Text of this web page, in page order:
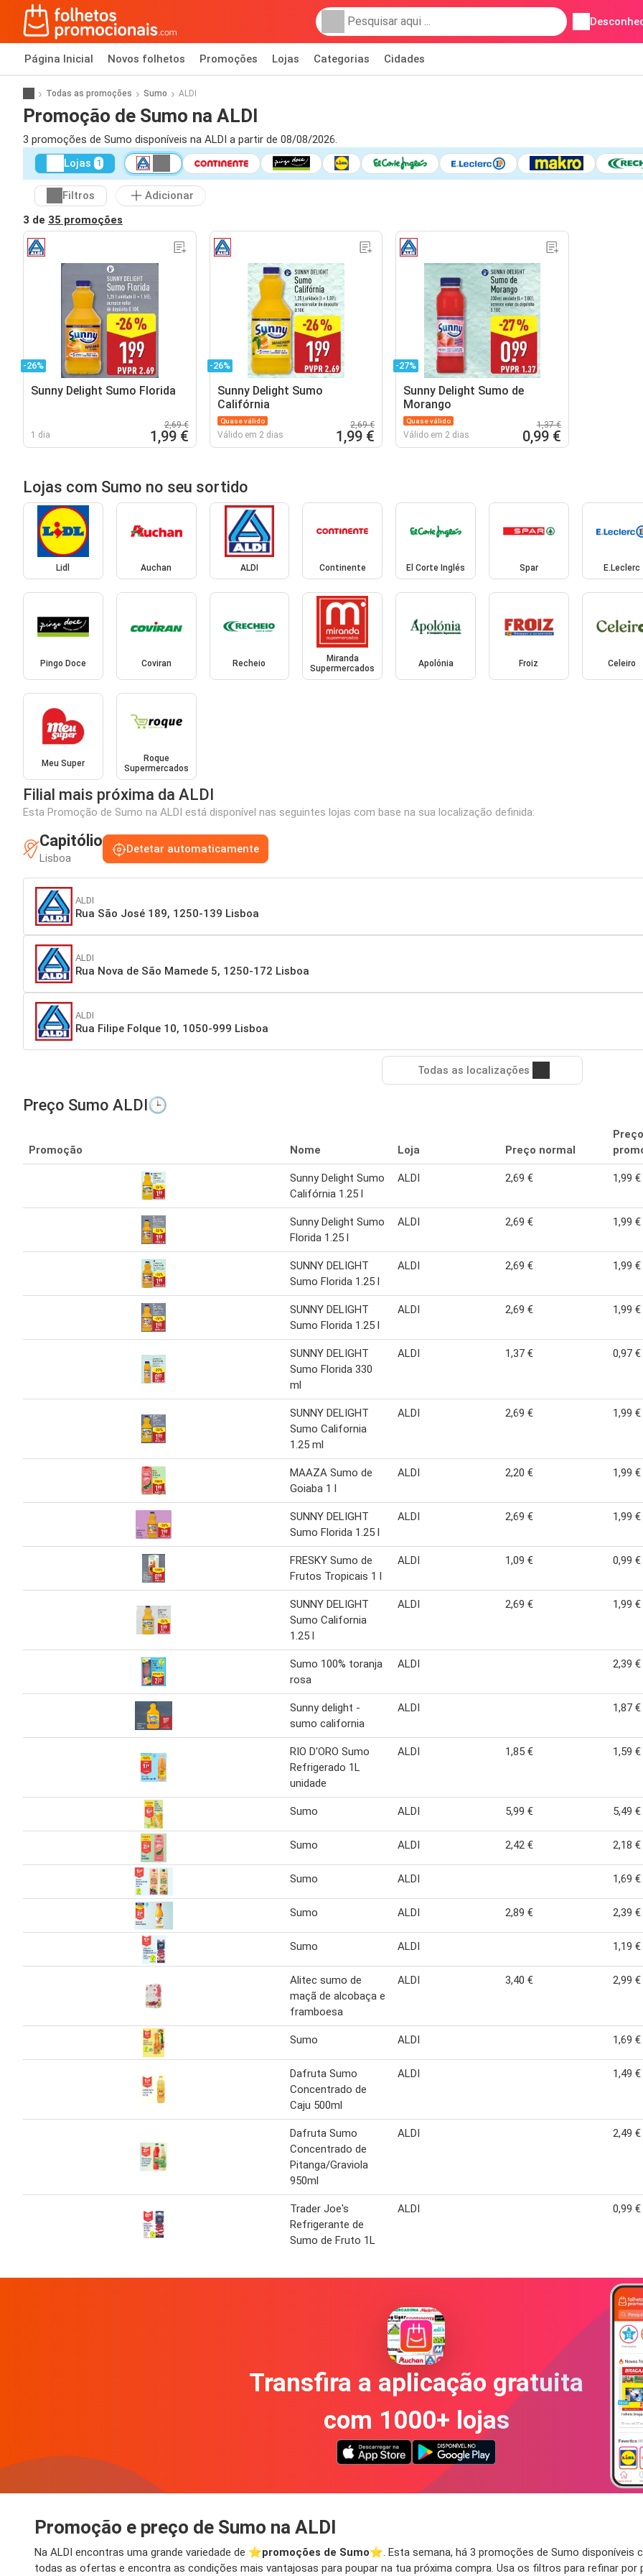
Página Inicial Novos folhetos Promoções Lojas Categorias Cidades
Todas as promoções Sumo ALDI
Promoção de Sumo na ALDI
3 promoções de Sumo disponíveis na ALDI a partir de 08/08/2026.
Lojas 1
Filtros
Adicionar
3 de 35 promoções
-26%
Sunny Delight Sumo Florida
1 dia
2,69 €
1,99 €
-26%
Sunny Delight Sumo
Califórnia
Quase válido
Válido em 2 dias
2,69 €
1,99 €
-27%
Sunny Delight Sumo de
Morango
Quase válido
Válido em 2 dias
1,37 €
0,99 €
Lojas com Sumo no seu sortido
Lidl Auchan ALDI Continente El Corte Inglés Spar E.Leclerc
Pingo Doce Coviran Recheio
Miranda
Supermercados
Apolónia Froiz Celeiro
Meu Super
Roque
Supermercados
Filial mais próxima da ALDI
Esta Promoção de Sumo na ALDI está disponível nas seguintes lojas com base na sua localização definida:
Capitólio
Lisboa
Detetar automaticamente
ALDI
Rua São José 189, 1250-139 Lisboa
ALDI
Rua Nova de São Mamede 5, 1250-172 Lisboa
ALDI
Rua Filipe Folque 10, 1050-999 Lisboa
Todas as localizações
Preço Sumo ALDI🕒
Promoção Nome Loja Preço normal
Preço
Sunny Delight Sumo
Califórnia 1.25 l
ALDI 2,69 € 1,99 €
Sunny Delight Sumo
Florida 1.25 l
ALDI 2,69 € 1,99 €
SUNNY DELIGHT
Sumo Florida 1.25 l
ALDI 2,69 € 1,99 €
SUNNY DELIGHT
Sumo Florida 1.25 l
ALDI 2,69 € 1,99 €
SUNNY DELIGHT
Sumo Florida 330
ml
ALDI 1,37 € 0,97 €
SUNNY DELIGHT
Sumo California
1.25 ml
ALDI 2,69 € 1,99 €
MAAZA Sumo de
Goiaba 1 l
ALDI 2,20 € 1,99 €
SUNNY DELIGHT
Sumo Florida 1.25 l
ALDI 2,69 € 1,99 €
FRESKY Sumo de
Frutos Tropicais 1 l
ALDI 1,09 € 0,99 €
SUNNY DELIGHT
Sumo California
1.25 l
ALDI 2,69 € 1,99 €
Sumo 100% toranja
rosa
ALDI 2,39 €
Sunny delight -
sumo california
ALDI 1,87 €
RIO D'ORO Sumo
Refrigerado 1L
unidade
ALDI 1,85 € 1,59 €
Sumo ALDI 5,99 € 5,49 €
Sumo ALDI 2,42 € 2,18 €
Sumo ALDI 1,69 €
Sumo ALDI 2,89 € 2,39 €
Sumo ALDI 1,19 €
Alitec sumo de
maçã de alcobaça e
framboesa
ALDI 3,40 € 2,99 €
Sumo ALDI 1,69 €
Dafruta Sumo
Concentrado de
Caju 500ml
ALDI 1,49 €
Dafruta Sumo
Concentrado de
Pitanga/Graviola
950ml
ALDI 2,49 €
Trader Joe's
Refrigerante de
Sumo de Fruto 1L
ALDI 0,99 €
Transfira a aplicação gratuita
com 1000+ lojas
Promoção e preço de Sumo na ALDI
Na ALDI encontras uma grande variedade de ⭐️promoções de Sumo⭐️. Esta semana, há 3 promoções de Sumo
todas as ofertas e encontra as condições mais vantajosas para poupar na tua próxima compra. Usa os filtros para refinar